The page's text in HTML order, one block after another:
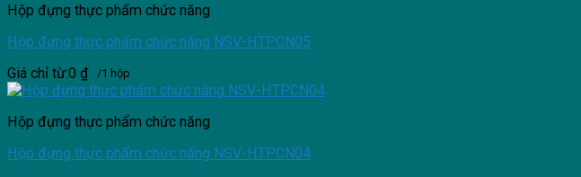
Hộp đựng thực phẩm chức năng
Hộp đựng thực phẩm chức năng NSV-HTPCN05
Giá chỉ từ:0 ₫ /1 hộp
Hộp đựng thực phẩm chức năng
Hộp đựng thực phẩm chức năng NSV-HTPCN04